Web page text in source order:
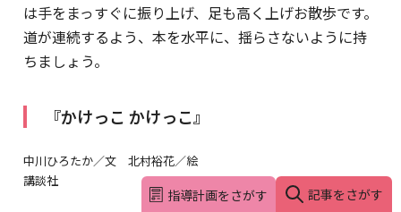
は手をまっすぐに振り上げ、足も高く上げお散歩です。
道が連続するよう、本を水平に、揺らさないように持
ちましょう。
『かけっこ かけっこ』
中川ひろたか／文 北村裕花／絵
講談社
指導計画をさがす 記事をさがす